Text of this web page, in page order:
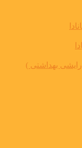
بهداشتی )